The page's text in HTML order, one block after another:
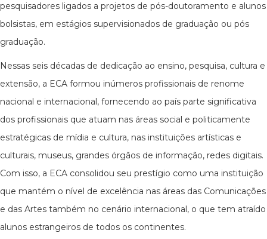
pesquisadores ligados a projetos de pós-doutoramento e alunos
bolsistas, em estágios supervisionados de graduação ou pós
graduação.
Nessas seis décadas de dedicação ao ensino, pesquisa, cultura e
extensão, a ECA formou inúmeros profissionais de renome
nacional e internacional, fornecendo ao país parte significativa
dos profissionais que atuam nas áreas social e politicamente
estratégicas de mídia e cultura, nas instituições artísticas e
culturais, museus, grandes órgãos de informação, redes digitais.
Com isso, a ECA consolidou seu prestígio como uma instituição
que mantém o nível de excelência nas áreas das Comunicações
e das Artes também no cenário internacional, o que tem atraído
alunos estrangeiros de todos os continentes.